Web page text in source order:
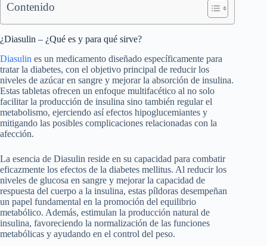
Contenido
¿Diasulin – ¿Qué es y para qué sirve?
Diasulin es un medicamento diseñado específicamente para
tratar la diabetes, con el objetivo principal de reducir los
niveles de azúcar en sangre y mejorar la absorción de insulina.
Estas tabletas ofrecen un enfoque multifacético al no solo
facilitar la producción de insulina sino también regular el
metabolismo, ejerciendo así efectos hipoglucemiantes y
mitigando las posibles complicaciones relacionadas con la
afección.
La esencia de Diasulin reside en su capacidad para combatir
eficazmente los efectos de la diabetes mellitus. Al reducir los
niveles de glucosa en sangre y mejorar la capacidad de
respuesta del cuerpo a la insulina, estas píldoras desempeñan
un papel fundamental en la promoción del equilibrio
metabólico. Además, estimulan la producción natural de
insulina, favoreciendo la normalización de las funciones
metabólicas y ayudando en el control del peso.